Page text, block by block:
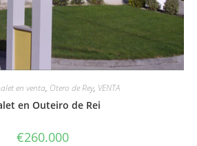
en venta, Otero de Rey, VENTA
en Outeiro de Rei
€260.000